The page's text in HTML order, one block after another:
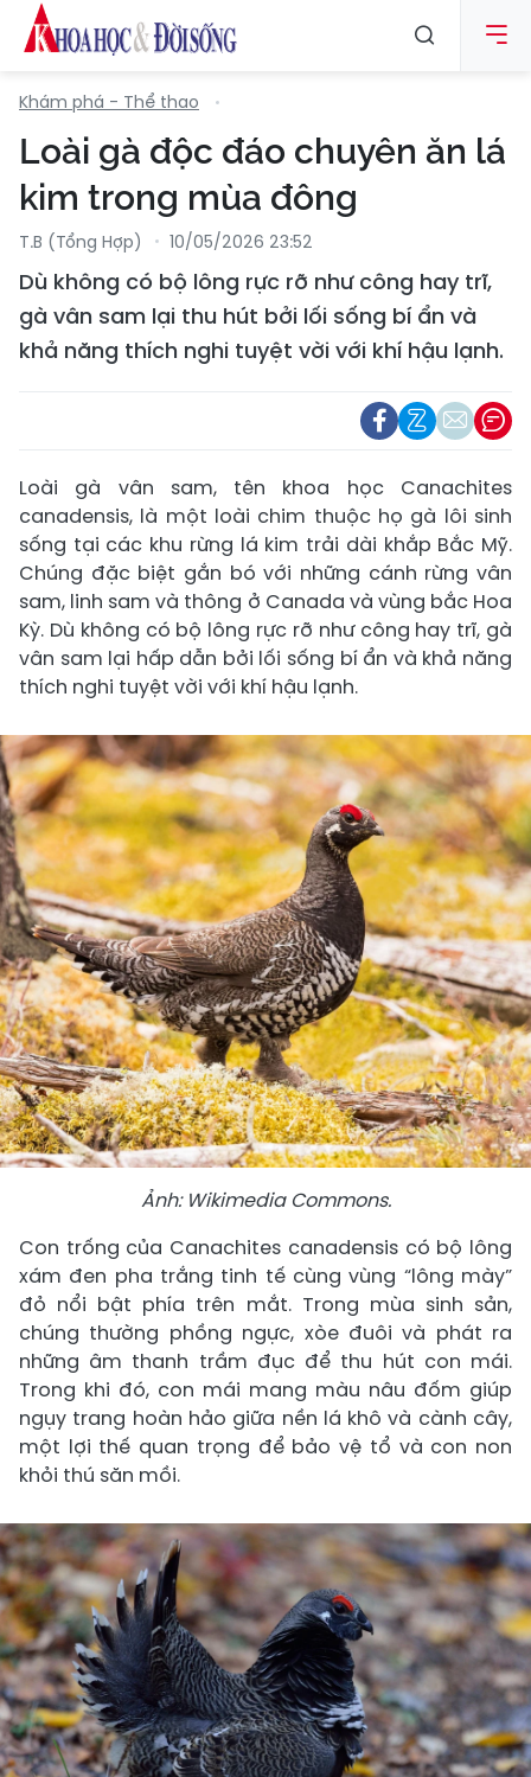
Khám phá - Thể thao
Loài gà độc đáo chuyên ăn lá
kim trong mùa đông
T.B (tổng Hợp) 10/05/2026 23:52
Dù không có bộ lông rực rỡ như công hay trĩ,
gà vân sam lại thu hút bởi lối sống bí ẩn và
khả năng thích nghi tuyệt vời với khí hậu lạnh.
Loài gà vân sam, tên khoa học Canachites
canadensis, là một loài chim thuộc họ gà lôi sinh
sống tại các khu rừng lá kim trải dài khắp Bắc Mỹ.
Chúng đặc biệt gắn bó với những cánh rừng vân
sam, linh sam và thông ở Canada và vùng bắc Hoa
Kỳ. Dù không có bộ lông rực rỡ như công hay trĩ, gà
vân sam lại hấp dẫn bởi lối sống bí ẩn và khả năng
thích nghi tuyệt vời với khí hậu lạnh.
Ảnh: Wikimedia Commons.
Con trống của Canachites canadensis có bộ lông
xám đen pha trắng tinh tế cùng vùng “lông mày”
đỏ nổi bật phía trên mắt. Trong mùa sinh sản,
chúng thường phồng ngực, xòe đuôi và phát ra
những âm thanh trầm đục để thu hút con mái.
Trong khi đó, con mái mang màu nâu đốm giúp
ngụy trang hoàn hảo giữa nền lá khô và cành cây,
một lợi thế quan trọng để bảo vệ tổ và con non
khỏi thú săn mồi.